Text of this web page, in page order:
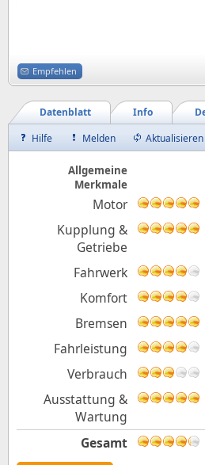
Empfehlen
Info
Datenblatt
Hilfe Melden Aktualisieren
Allgemeine
Merkmale
Motor
Kupplung &
Getriebe
Fahrwerk
Komfort
Bremsen
Fahrleistung
Verbrauch
Ausstattung &
Wartung
Gesamt